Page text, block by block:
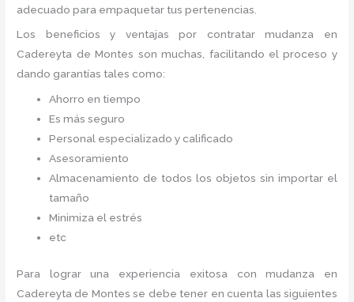
adecuado para empaquetar tus pertenencias.
Los beneficios y ventajas por contratar mudanza en
Cadereyta de Montes son muchas, facilitando el proceso y
dando garantías tales como:
Ahorro en tiempo
Es más seguro
Personal especializado y calificado
Asesoramiento
Almacenamiento de todos los objetos sin importar el
tamaño
Minimiza el estrés
etc
Para lograr una experiencia exitosa con mudanza en
Cadereyta de Montes se debe tener en cuenta las siguientes